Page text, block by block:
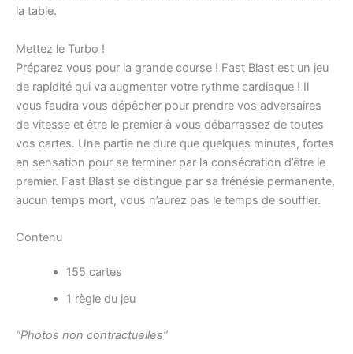
la table.
Mettez le Turbo !
Préparez vous pour la grande course ! Fast Blast est un jeu
de rapidité qui va augmenter votre rythme cardiaque ! Il
vous faudra vous dépêcher pour prendre vos adversaires
de vitesse et être le premier à vous débarrassez de toutes
vos cartes. Une partie ne dure que quelques minutes, fortes
en sensation pour se terminer par la consécration d’être le
premier. Fast Blast se distingue par sa frénésie permanente,
aucun temps mort, vous n’aurez pas le temps de souffler.
Contenu
155 cartes
1 règle du jeu
“Photos non contractuelles”